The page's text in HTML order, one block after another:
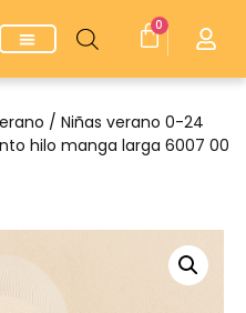
0
/ Niñas verano 0-24
hilo manga larga 6007 00